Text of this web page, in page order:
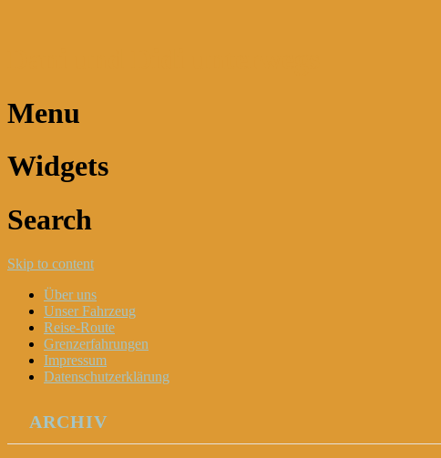
Menu
Widgets
Search
Skip to content
Über uns
Unser Fahrzeug
Reise-Route
Grenzerfahrungen
Impressum
Datenschutzerklärung
ARCHIV